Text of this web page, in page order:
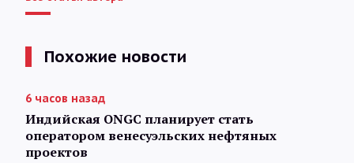
Похожие новости
6 часов назад
Индийская ONGC планирует стать
оператором венесуэльских нефтяных
проектов